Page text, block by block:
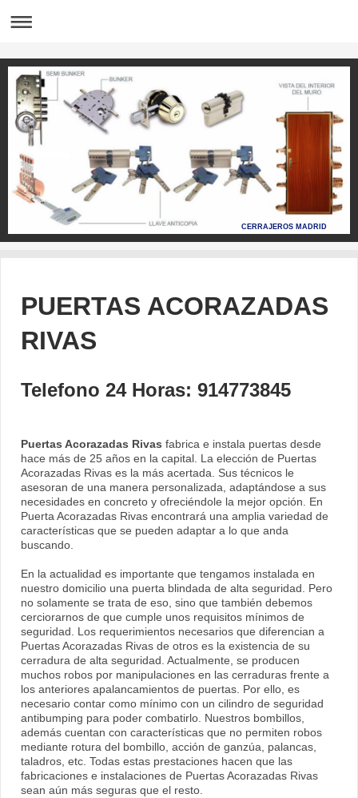
CERRAJEROS MADRID
PUERTAS ACORAZADAS
RIVAS
Telefono 24 Horas: 914773845
Puertas Acorazadas Rivas fabrica e instala puertas desde
hace más de 25 años en la capital. La elección de Puertas
Acorazadas Rivas es la más acertada. Sus técnicos le
asesoran de una manera personalizada, adaptándose a sus
necesidades en concreto y ofreciéndole la mejor opción. En
Puerta Acorazadas Rivas encontrará una amplia variedad de
características que se pueden adaptar a lo que anda
buscando.
En la actualidad es importante que tengamos instalada en
nuestro domicilio una puerta blindada de alta seguridad. Pero
no solamente se trata de eso, sino que también debemos
cerciorarnos de que cumple unos requisitos mínimos de
seguridad. Los requerimientos necesarios que diferencian a
Puertas Acorazadas Rivas de otros es la existencia de su
cerradura de alta seguridad. Actualmente, se producen
muchos robos por manipulaciones en las cerraduras frente a
los anteriores apalancamientos de puertas. Por ello, es
necesario contar como mínimo con un cilindro de seguridad
antibumping para poder combatirlo. Nuestros bombillos,
además cuentan con características que no permiten robos
mediante rotura del bombillo, acción de ganzúa, palancas,
taladros, etc. Todas estas prestaciones hacen que las
fabricaciones e instalaciones de Puertas Acorazadas Rivas
sean aún más seguras que el resto.